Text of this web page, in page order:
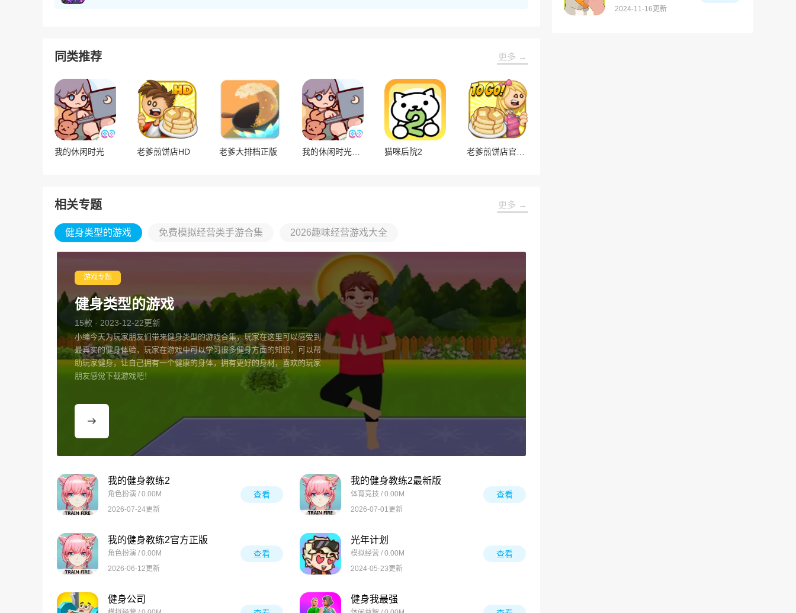
同类推荐 更多 →
我的休闲时光 老爹煎饼店HD 老爹大排档正版 我的休闲时光官方版 猫咪后院2
相关专题 更多 →
健身类型的游戏 免费模拟经营类手游合集 2026趣味经营游戏大全
游戏专题
健身类型的游戏
15款 · 2023-12-22更新
小编今天为玩家朋友们带来健身类型的游戏合集，玩家在这里可以感受到
最真实的健身体验，玩家在游戏中可以学习很多健身方面的知识，可以帮
助玩家健身，让自己拥有一个健康的身体，拥有更好的身材，喜欢的玩家
朋友感觉下载游戏吧！
我的健身教练2
角色扮演 / 0.00M
2026-07-24更新
查看
我的健身教练2最新版
体育竞技 / 0.00M
2026-07-01更新
查看
我的健身教练2官方正版
角色扮演 / 0.00M
2026-06-12更新
查看
光年计划
模拟经营 / 0.00M
2024-05-23更新
查看
健身公司 健身我最强
2024-11-16更新